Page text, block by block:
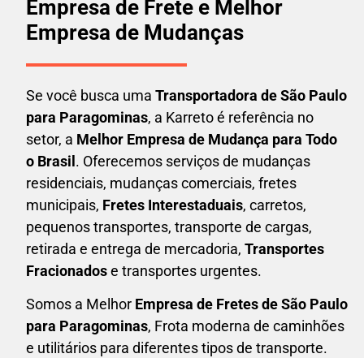
Empresa de Frete e Melhor
Empresa de Mudanças
Se você busca uma Transportadora de São Paulo
para Paragominas, a Karreto é referência no
setor, a Melhor Empresa de Mudança para Todo
o Brasil. Oferecemos serviços de mudanças
residenciais, mudanças comerciais, fretes
municipais, Fretes Interestaduais, carretos,
pequenos transportes, transporte de cargas,
retirada e entrega de mercadoria, Transportes
Fracionadose transportes urgentes.
Somos a Melhor Empresa de Fretesde São Paulo
para Paragominas, Frota moderna de caminhões
e utilitários para diferentes tipos de transporte.